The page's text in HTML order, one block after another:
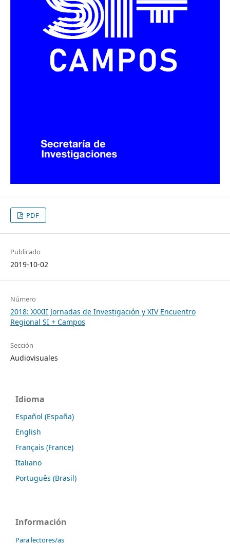
PDF
Publicado
2019-10-02
Número
2018: XXXII Jornadas de Investigación y XIV Encuentro
Regional SI + Campos
Sección
Audiovisuales
Idioma
Español (España)
English
Français (France)
Italiano
Português (Brasil)
Información
Para lectores/as